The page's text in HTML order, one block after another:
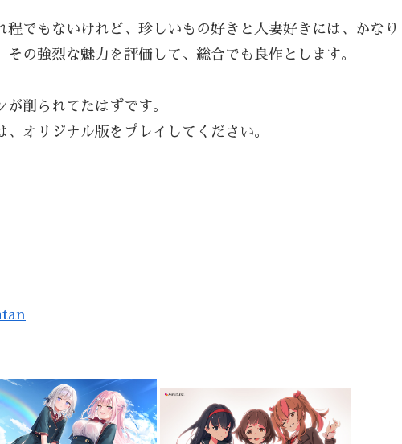
程でもないけれど、珍しいもの好きと人妻好きには、かなり
の強烈な魅力を評価して、総合でも良作とします。
削られてたはずです。
オリジナル版をプレイしてください。